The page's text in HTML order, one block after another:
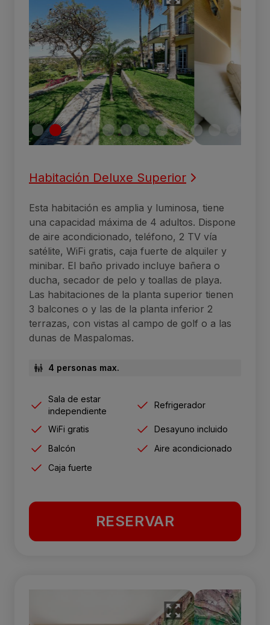
Habitación Deluxe Superior
Esta habitación es amplia y luminosa, tiene
una capacidad máxima de 4 adultos. Dispone
de aire acondicionado, teléfono, 2 TV vía
satélite, WiFi gratis, caja fuerte de alquiler y
minibar. El baño privado incluye bañera o
ducha, secador de pelo y toallas de playa.
Las habitaciones de la planta superior tienen
3 balcones o y las de la planta inferior 2
terrazas, con vistas al campo de golf o a las
dunas de Maspalomas.
4 personas max.
Sala de estar
independiente
Refrigerador
WiFi gratis
Desayuno incluido
Balcón
Aire acondicionado
Caja fuerte
RESERVAR